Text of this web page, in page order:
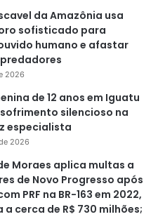
da Amazônia usa
sofisticado para
humano e afastar
2026
de 12 anos em Iguatu
sofrimento silencioso na
especialista
2026
Moraes aplica multas a
de Novo Progresso após
PRF na BR-163 em 2022,
cerca de R$ 730 milhões;